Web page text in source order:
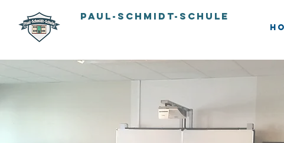
PAUL-SCHMIDT-SCHULE